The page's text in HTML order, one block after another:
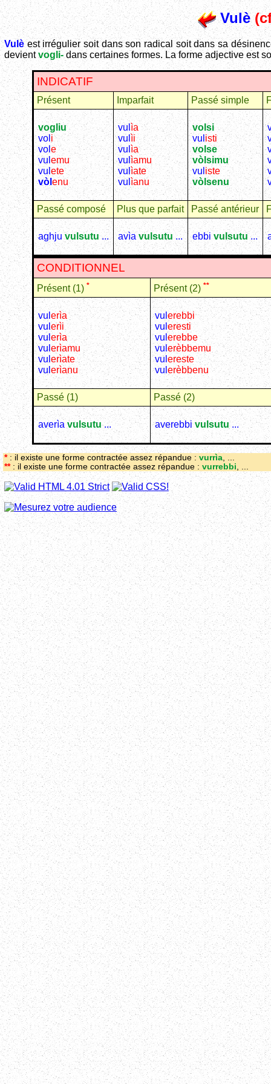
Vulè
Vulèest irrégulier soit dans son radical soit dans sa
devientvogli- dans certaines formes. La forme adjective est
INDICATIF
Présent Imparfait Passé simple
vogliu
vol i
vole
vulemu
vulete
vòl enu
vul ìa
vul ìi
vulìa
vulìamu
vul ìate
vul ìanu
volsi
vulisti
volse
vòlsimu
vuliste
vòlsenu
Passé composé Plus que parfait Passé antérieur
aghjuvulsutu... avìavulsutu ... ebbivulsutu...
CONDITIONNEL
Présent (1) * Présent (2) **
vulerìa
vulerìi
vulerìa
vulerìamu
vul erìate
vulerìanu
vul erebbi
vuleresti
vulerebbe
vulerèbbemu
vulereste
vulerèbbenu
Passé (1) Passé (2)
averìa vulsutu... averebbivulsutu...
*: il existe une forme contractée assez répandue : vurrìa
**: il existe une forme contractée assez répandue : vurrebbi